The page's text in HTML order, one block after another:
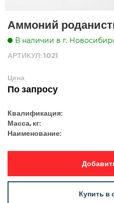
Аммоний
В наличии в г.
АРТИКУЛ: 1021
Цена
По запросу
Квалификация:
Масса, кг:
Наименование:
Купить в